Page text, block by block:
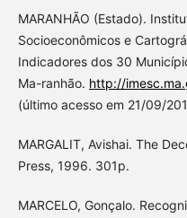
MARANHÃO (Estado).
Socioeconômicos e
Indicadores dos 30
Ma-ranhão. http://
(último acesso em 21/09/
MARGALIT, Avishai. The
Press, 1996. 301p.
MARCELO, Gonçalo.